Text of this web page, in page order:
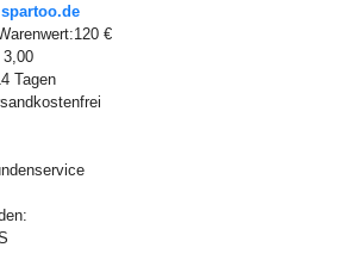
spartoo.de
120 €
3,00
Tagen